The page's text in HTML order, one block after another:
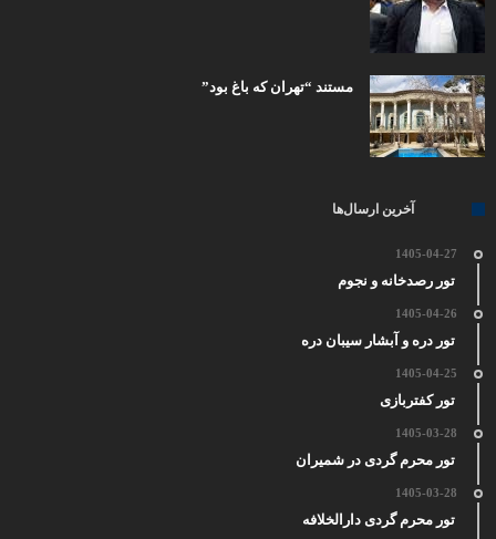
مستند “تهران که باغ بود”
آخرین ارسال‌ها
1405-04-27
تور رصدخانه و نجوم
1405-04-26
تور دره و آبشار سیبان دره
1405-04-25
تور کفتربازی
1405-03-28
تور محرم گردی در شمیران
1405-03-28
تور محرم گردی دارالخلافه